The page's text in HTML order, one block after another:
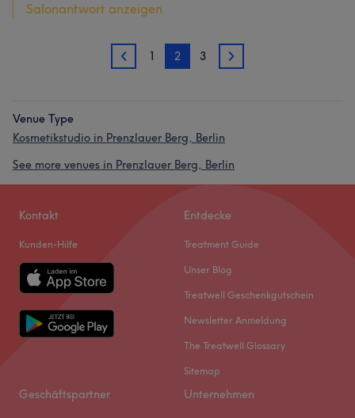
Salonantwort anzeigen
1 1 2 3 3
Venue Type
Kosmetikstudio in Prenzlauer Berg, Berlin
See more venues in Prenzlauer Berg, Berlin
Kontakt
Kunden-Hilfe
Entdecke
Treatment Guide
Unser Blog
Treatwell Geschenkgutschein
Newsletter Anmeldung
The Treatwell Glossary
Sitemap
Geschäftspartner Unternehmen